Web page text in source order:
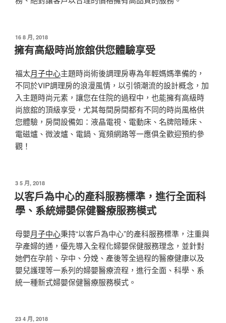
發
佈
於
16 8 月, 2018
擁有高級時尚旅舘供您體驗享受
福太月子中心主題時尚術後調理房專為年輕媽媽準備的，
不同於VIP調理房的浪漫風情，以引領潮流的設計概念，加
入主題時尚元素，讓您在住院的過程中，也能擁有高級時
尚旅舘的頂級享受，尤其每間房間都有不同的時尚風格供
您體驗，房間設備如：液晶電視、電動床、名牌陪睡床、
電磁爐、微波爐、電鍋、寬頻網路等一應俱全歡迎預約參
觀！
發
佈
於
3 5 月, 2018
以客戶為中心的產科服務標準，進行全面科
學、系統婦嬰保健醫療服務模式
母嬰月子中心秉持“以客戶為中心”的產科服務標準，注重與
孕產婦的通，優先導入全程化婦嬰保健服務理念，並針對
她們在孕前、孕中、分娩、產後等全過程的醫療健康以及
嬰兒護理等一系列的婦嬰醫療流程，進行全面、科學、系
統一種新式婦嬰保健醫療服務模式。
發
23 4 月, 2018